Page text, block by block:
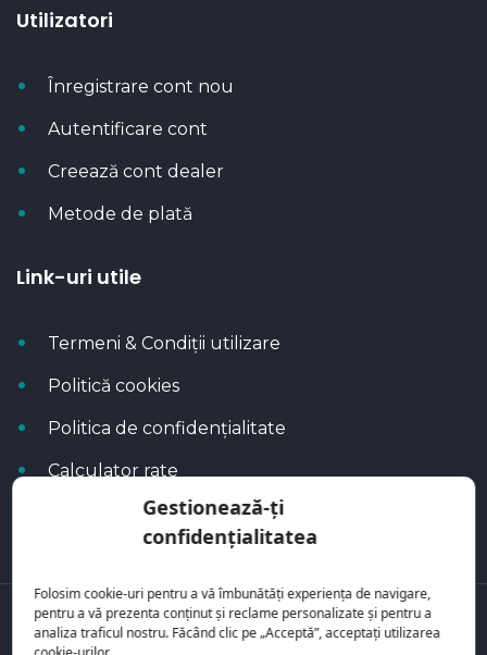
Gestionează-ți
confidențialitatea
Folosim cookie-uri pentru a vă îmbunătăți experiența de navigare,
pentru a vă prezenta conținut și reclame personalizate și pentru a
analiza traficul nostru. Făcând clic pe „Acceptă”, acceptați utilizarea
Utilizatori
Înregistrare cont nou
Autentificare cont
Creează cont dealer
Metode de plată
Link-uri utile
Termeni & Condiții utilizare
Politică cookies
Politica de confidențialitate
Calculator rate
Blog Autoflux
Toate mașinile se regăsesc peAutoFlux